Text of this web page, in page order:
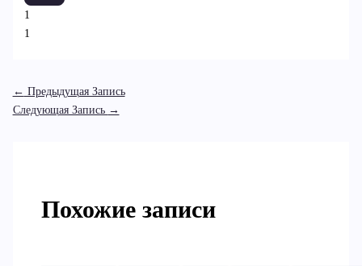
1
1
← Предыдущая Запись
Следующая Запись →
Похожие записи